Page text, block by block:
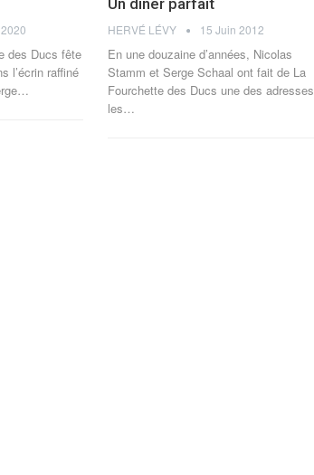
des Ducs fête
l’écrin raffiné
Un dîner parfait
HERVÉ LÉVY 15 Juin 2012
En une douzaine d’années, Nicolas
Stamm et Serge Schaal ont fait de La
Fourchette des Ducs une des adresses
les…